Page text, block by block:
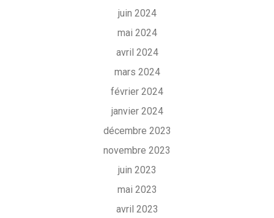
juin 2024
mai 2024
avril 2024
mars 2024
février 2024
janvier 2024
décembre 2023
novembre 2023
juin 2023
mai 2023
avril 2023